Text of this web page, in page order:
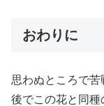
おわりに
思わぬところで
後でこの花と同